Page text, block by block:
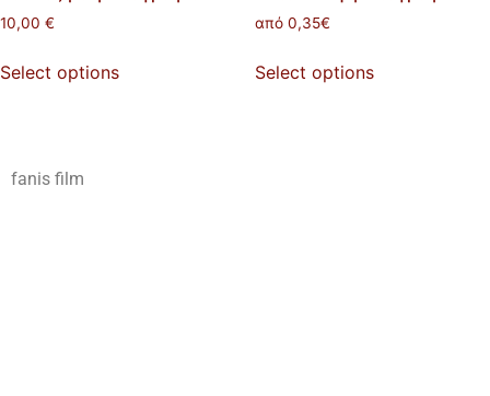
10,00 €
Select options
από 0,35€
Select options
fanis film